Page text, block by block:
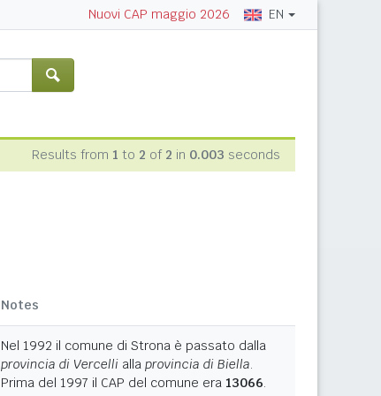
Nuovi CAP maggio 2026 EN
Results from 1 to 2 of 2 in 0.003 seconds
Notes
Nel 1992 il comune di Strona è passato dalla
provincia di Vercelli alla provincia di Biella.
Prima del 1997 il CAP del comune era 13066.